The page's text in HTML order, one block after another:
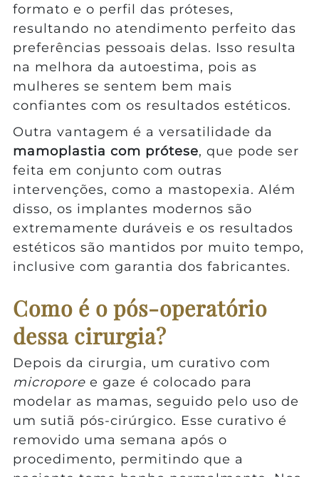
formato e o perfil das próteses,
resultando no atendimento perfeito das
preferências pessoais delas. Isso resulta
na melhora da autoestima, pois as
mulheres se sentem bem mais
confiantes com os resultados estéticos.
Outra vantagem é a versatilidade da
mamoplastia com prótese, que pode ser
feita em conjunto com outras
intervenções, como a mastopexia. Além
disso, os implantes modernos são
extremamente duráveis e os resultados
estéticos são mantidos por muito tempo,
inclusive com garantia dos fabricantes.
Como é o pós-operatório
dessa cirurgia?
Depois da cirurgia, um curativo com
microporee gaze é colocado para
modelar as mamas, seguido pelo uso de
um sutiã pós-cirúrgico. Esse curativo é
removido uma semana após o
procedimento, permitindo que a